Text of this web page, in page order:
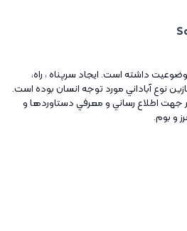
موضوعيت داشته است. ايجاد سرپناه ، راه،
نوع آباداني مورد توجه انسان بوده است.
اطلاع رساني و معرفي دستاوردها و
و بوم.